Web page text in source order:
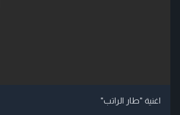
اغنية "طار الراتب"